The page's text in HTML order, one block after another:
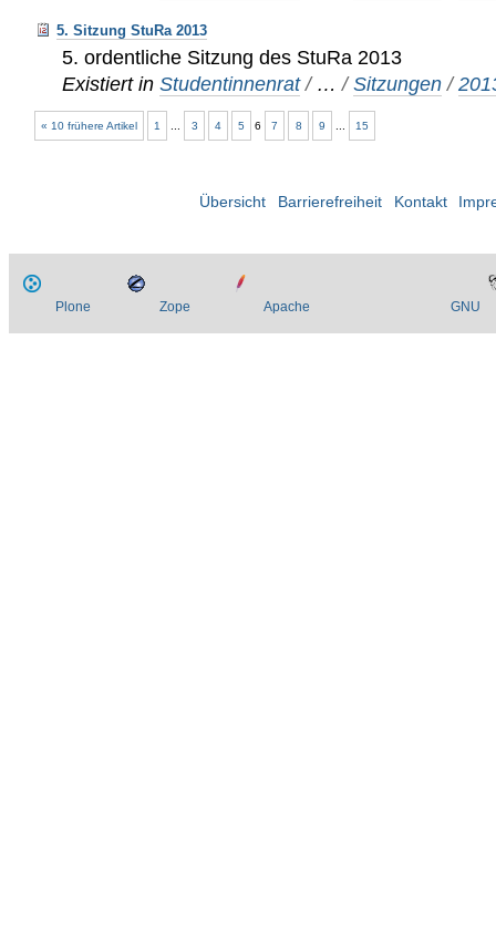
5. Sitzung StuRa 2013
5. ordentliche Sitzung des StuRa 2013
Existiert in Studentinnenrat / …/Sitzungen /
« 10 frühere Artikel 1 3 4 5 6 7 8 9 15
Übersicht Barrierefreiheit Kontakt
Plone Zope Apache GNU